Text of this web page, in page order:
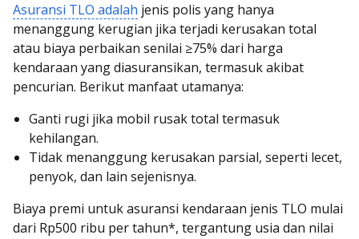
Asuransi TLO adalah jenis polis yang hanya
menanggung kerugian jika terjadi kerusakan total
atau biaya perbaikan senilai ≥75% dari harga
kendaraan yang diasuransikan, termasuk akibat
pencurian. Berikut manfaat utamanya:
Ganti rugi jika mobil rusak total termasuk
kehilangan.
Tidak menanggung kerusakan parsial, seperti lecet,
penyok, dan lain sejenisnya.
Biaya premi untuk asuransi kendaraan jenis TLO mulai
dari Rp500 ribu per tahun*, tergantung usia dan nilai